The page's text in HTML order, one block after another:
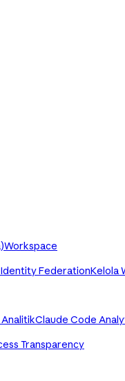
Workspace
FederationKelola
AnalitikClaude Code
Transparency